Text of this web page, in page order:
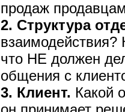
продаж
2. Структура
что НЕ должен
общения с
3. Клиент. Какой